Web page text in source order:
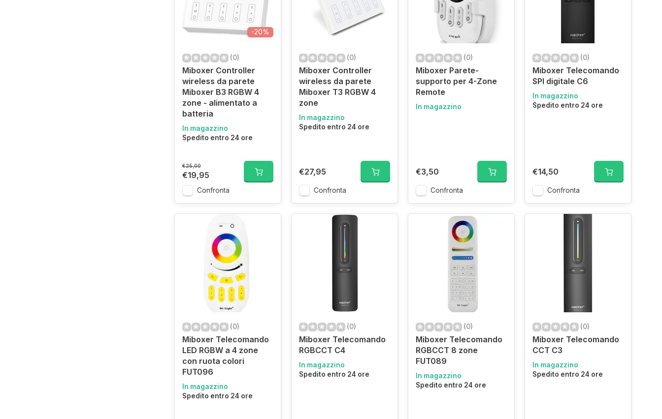
-20%
(0)
Miboxer Controller
wireless da parete
Miboxer B3 RGBW 4
zone - alimentato a
batteria
In magazzino
Spedito entro 24 ore
€25,00
€19,95
Confronta
(0)
Miboxer Controller
wireless da parete
Miboxer T3 RGBW 4
zone
In magazzino
Spedito entro 24 ore
€27,95
Confronta
(0)
Miboxer Parete-
supporto per 4-Zone
Remote
In magazzino
€3,50
Confronta
(0)
Miboxer Telecomando
SPI digitale C6
In magazzino
Spedito entro 24 ore
€14,50
Confronta
(0)
Miboxer Telecomando
LED RGBW a 4 zone
con ruota colori
FUT096
In magazzino
Spedito entro 24 ore
(0)
Miboxer Telecomando
RGBCCT C4
In magazzino
Spedito entro 24 ore
(0)
Miboxer Telecomando
RGBCCT 8 zone
FUT089
In magazzino
Spedito entro 24 ore
(0)
Miboxer Telecomando
CCT C3
In magazzino
Spedito entro 24 ore